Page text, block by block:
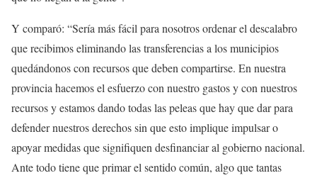
Y comparó: “Sería más fácil para nosotros ordenar el descalabro
que recibimos eliminando las transferencias a los municipios
quedándonos con recursos que deben compartirse. En nuestra
provincia hacemos el esfuerzo con nuestro gastos y con nuestros
recursos y estamos dando todas las peleas que hay que dar para
defender nuestros derechos sin que esto implique impulsar o
apoyar medidas que signifiquen desfinanciar al gobierno nacional.
Ante todo tiene que primar el sentido común, algo que tantas